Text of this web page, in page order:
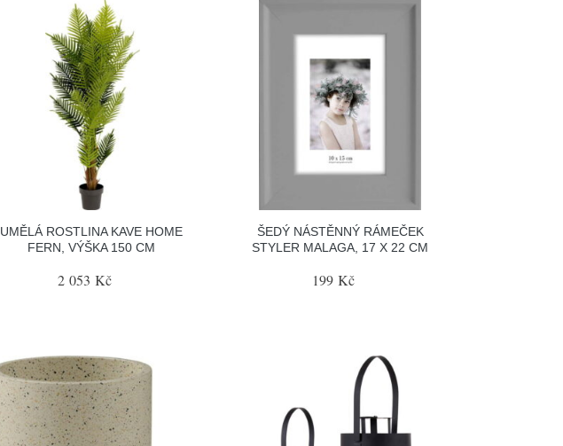
UMĚLÁ ROSTLINA KAVE HOME
FERN, VÝŠKA 150 CM
2 053 Kč
ŠEDÝ NÁSTĚNNÝ RÁMEČEK
STYLER MALAGA, 17 X 22 CM
199 Kč